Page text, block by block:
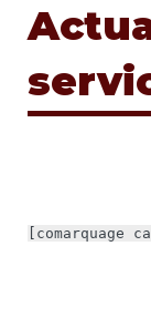
[comarquage